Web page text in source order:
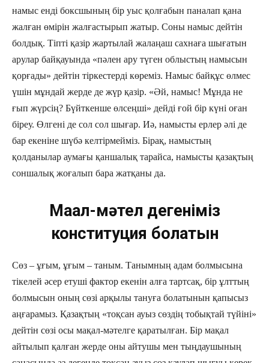
намыс енді боксшының бір уыс қолғабын паналап қана
жалған өмірін жалғастырып жатыр. Соны намыс дейтін
болдық. Тіпті қазір жартылай жалаңаш сахнаға шығатын
арулар байқауында «пәлен ару түген облыстың намысын
қорғады» дейтін тіркестерді көреміз. Намыс байқұс өлмес
үшін мұндай жерде де жүр қазір. «Әй, намыс! Мұнда не
ғып жүрсің? Бүйткенше өлсеңші» дейді ғой бір күні оған
біреу. Өлгені де сол сол шығар. Иә, намысты ерлер әлі де
бар екеніне шүбә келтірмейміз. Бірақ, намыстың
қолданылар аумағы қаншалық тарайса, намысты қазақтың
соншалық жоғалып бара жатқаны да.
Мақал-мәтел дегеніміз
конституция болатын
Сөз – ұғым, ұғым – таным. Танымның адам болмысына
тікелей әсер етуші фактор екенін алға тартсақ, бір ұлттың
болмысын оның сөзі арқылы тануға болатынын қапысыз
аңғарамыз. Қазақтың «тоқсан ауыз сөздің тобықтай түйіні»
дейтін сөзі осы мақал-мәтелге қаратылған. Бір мақал
айтылып қалған жерде оны айтушы мен тыңдаушының